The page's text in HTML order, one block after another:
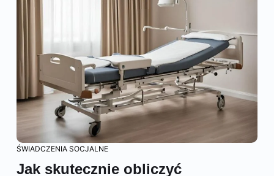
ŚWIADCZENIA SOCJALNE
Jak skutecznie obliczyć